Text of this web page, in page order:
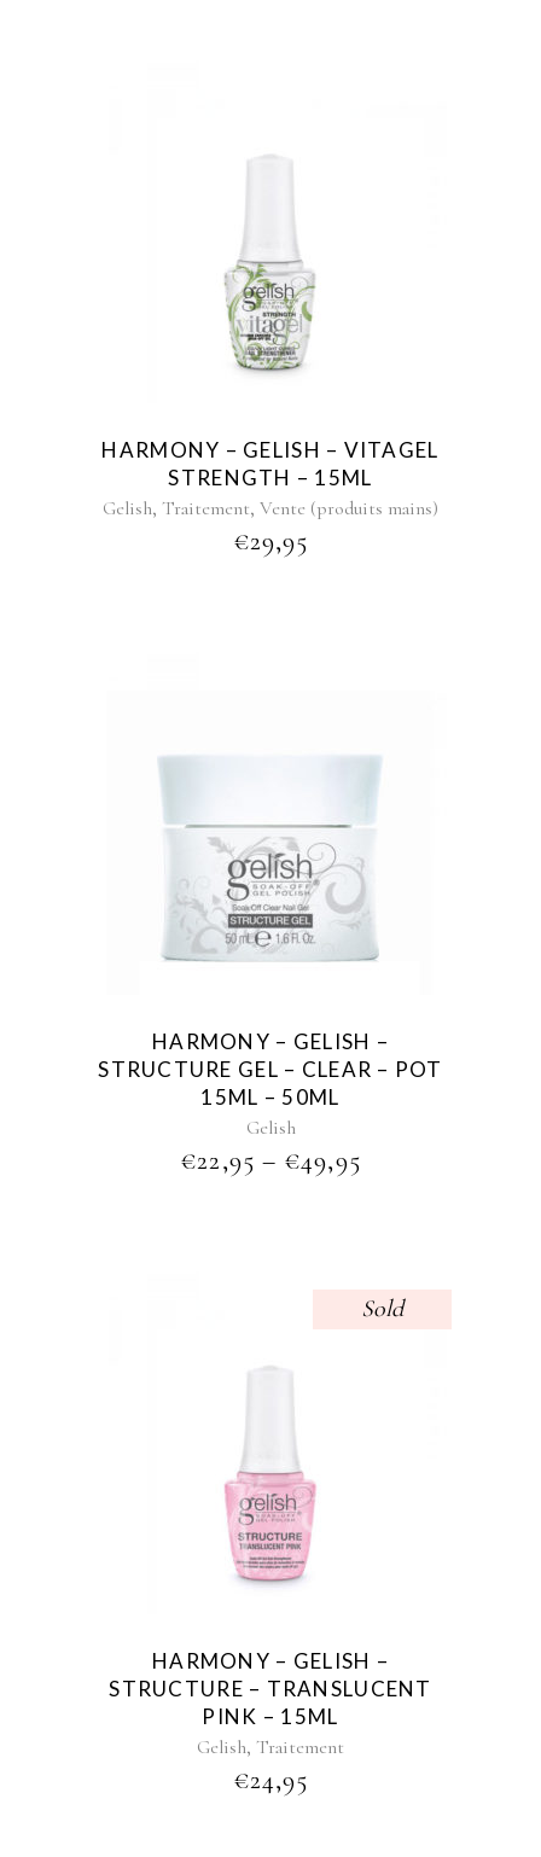
HARMONY – GELISH – VITAGEL
STRENGTH – 15ML
Gelish, Traitement, Vente (produits mains)
€29,95
product
has
multiple
variants.
The
options
chosen
on
the
page
HARMONY – GELISH –
STRUCTURE GEL – CLEAR – POT
15ML – 50ML
Gelish
€22,95 – €49,95PRICE
Sold
HARMONY – GELISH –
STRUCTURE – TRANSLUCENT
PINK – 15ML
Gelish, Traitement
€24,95